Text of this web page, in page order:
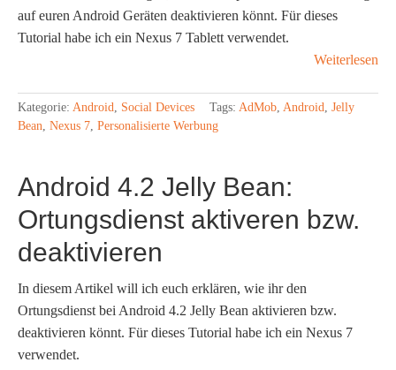
auf euren Android Geräten deaktivieren könnt. Für dieses
Tutorial habe ich ein Nexus 7 Tablett verwendet.
Weiterlesen
Kategorie: Android, Social Devices Tags: AdMob, Android, Jelly
Bean, Nexus 7, Personalisierte Werbung
Android 4.2 Jelly Bean:
Ortungsdienst aktiveren bzw.
deaktivieren
In diesem Artikel will ich euch erklären, wie ihr den
Ortungsdienst bei Android 4.2 Jelly Bean aktivieren bzw.
deaktivieren könnt. Für dieses Tutorial habe ich ein Nexus 7
verwendet.